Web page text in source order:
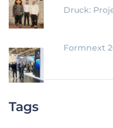
Druck:
Formnext
Tags